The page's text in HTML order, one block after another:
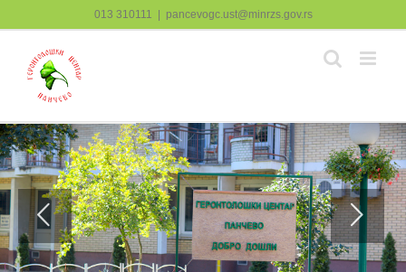
013 310111 pancevogc.ust@minrzs.gov.rs